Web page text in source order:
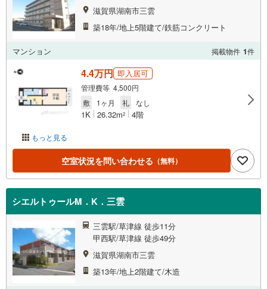
滋賀県湖南市三雲
築18年/地上5階建て/鉄筋コンクリート
マンション 掲載物件 1件
もっと見る
4.4万円 即入居可
管理費等 4,500円
敷
1ヶ月 礼 なし
1K 26.32m2 4階
空室状況を問い合わせる （無料）
シエルトゥールM．K．三雲
三雲駅/草津線 徒歩11分
甲西駅/草津線 徒歩49分
滋賀県湖南市三雲
築13年/地上2階建て/木造